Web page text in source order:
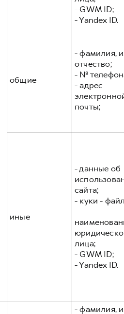
- GWM ID;
- Yandex ID.
общие
- фамилия,
отчество;
- №
- адрес
почты;
иные
- данные об
сайта;
- куки -
-
лица;
- GWM ID;
- Yandex ID.
- фамилия,